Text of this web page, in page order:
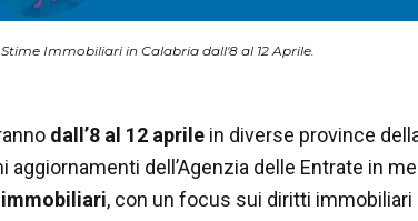
Immobiliari in Calabria dall'8 al 12 Aprile.
dall’8 al 12 aprilein diverse province
aggiornamenti dell’Agenzia delle Entrate in
, con un focus sui diritti